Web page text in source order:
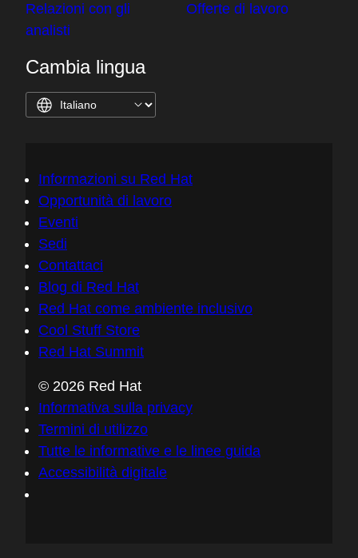
Relazioni con gli
analisti
Offerte di lavoro
Cambia lingua
Informazioni su Red Hat
Opportunità di lavoro
Eventi
Sedi
Contattaci
Blog di Red Hat
Red Hat come ambiente inclusivo
Cool Stuff Store
Red Hat Summit
© 2026 Red Hat
Informativa sulla privacy
Termini di utilizzo
Tutte le informative e le linee guida
Accessibilità digitale